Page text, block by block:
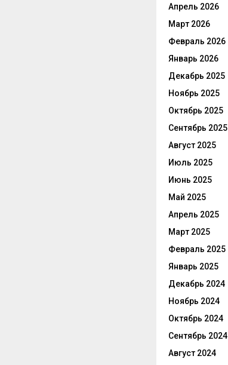
Апрель 2026
Март 2026
Февраль 2026
Январь 2026
Декабрь 2025
Ноябрь 2025
Октябрь 2025
Сентябрь 2025
Август 2025
Июль 2025
Июнь 2025
Май 2025
Апрель 2025
Март 2025
Февраль 2025
Январь 2025
Декабрь 2024
Ноябрь 2024
Октябрь 2024
Сентябрь 2024
Август 2024